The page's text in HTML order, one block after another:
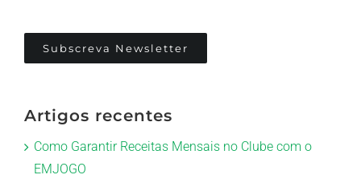
Subscreva Newsletter
Artigos recentes
Como Garantir Receitas Mensais no Clube com o
EMJOGO